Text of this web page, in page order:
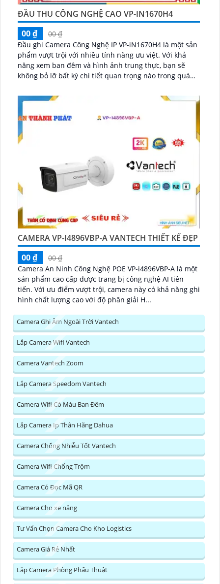
ĐẦU THU CÔNG NGHỆ CAO VP-IN1670H4
00 ₫
00 ₫
Đầu ghi Camera Công Nghệ IP VP-iN1670H4 là một sản
phẩm vượt trội với nhiều tính năng ưu việt. Với khả
năng xem ban đêm và hình ảnh trung thực, bạn sẽ
không bỏ lỡ bất kỳ chi tiết quan trọng nào trong quá
CAMERA VP-I4896VBP-A VANTECH THIẾT KẾ ĐẸP
00 ₫
00 ₫
Camera An Ninh Công Nghệ POE VP-i4896VBP-A là một
sản phẩm cao cấp được trang bị công nghệ AI tiên
tiến. Với ưu điểm vượt trội, camera này có khả năng ghi
hình chất lượng cao với độ phân giải H...
Camera Ghi Âm Ngoài Trời Vantech
Lắp Camera Wifi Vantech
Camera Vantech Zoom
Lắp Camera Speedom Vantech
Camera Wifi Có Màu Ban Đêm
Lắp Camera Ip Thân Hãng Dahua
Camera Chống Nhiễu Tốt Vantech
Camera Wifi Chống Trộm
Camera Có Đọc Mã QR
Camera Cho xe nâng
Tư Vấn Chọn Camera Cho Kho Logistics
Camera Giá Rẻ Nhất
Lắp Camera Phòng Phẩu Thuật